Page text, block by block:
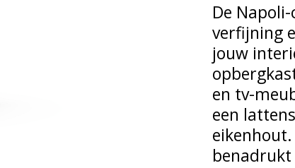
De
verfijning
jouw
en tv-
een